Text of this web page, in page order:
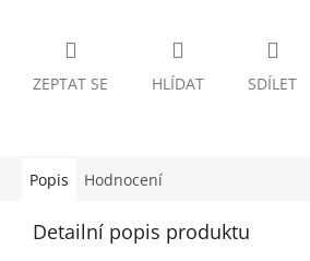
ZEPTAT SE HLÍDAT SDÍLET
Popis Hodnocení
Detailní popis produktu